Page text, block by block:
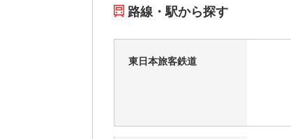
路線・駅から探す
東日本旅客鉄道